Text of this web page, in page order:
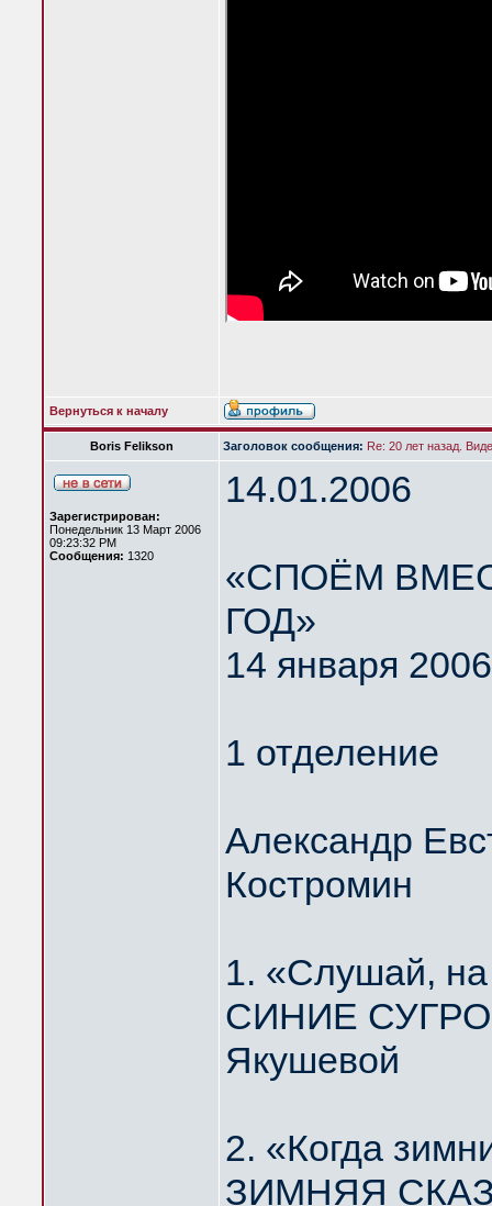
Вернуться к началу
Boris Felikson Заголовок сообщения: Re: 20 лет назад.
Зарегистрирован:
Понедельник 13 Март 2006
09:23:32 PM
Сообщения: 1320
14.01.2006
«СПОЁМ
ГОД»
14 января
1 отделение
Александр
Костромин
1. «Слушай,
СИНИЕ
Якушевой
2. «Когда
ЗИМНЯЯ